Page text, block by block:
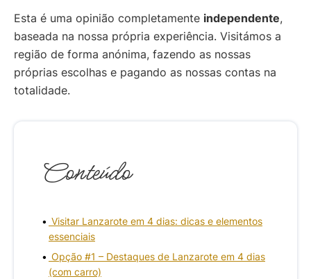
Esta é uma opinião completamente independente,
baseada na nossa própria experiência. Visitámos a
região de forma anónima, fazendo as nossas
próprias escolhas e pagando as nossas contas na
totalidade.
Conteúdo
Visitar Lanzarote em 4 dias: dicas e elementos
essenciais
Opção #1 – Destaques de Lanzarote em 4 dias
(com carro)